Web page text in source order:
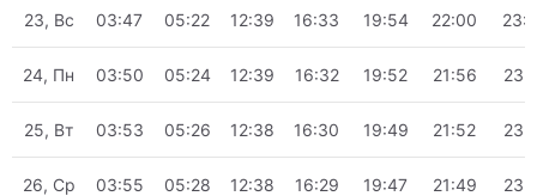
23, Вс 03:47 05:22 12:39 16:33 19:54 22:00
24, Пн 03:50 05:24 12:39 16:32 19:52 21:56
25, Вт 03:53 05:26 12:38 16:30 19:49 21:52
26, Ср 03:55 05:28 12:38 16:29 19:47 21:49